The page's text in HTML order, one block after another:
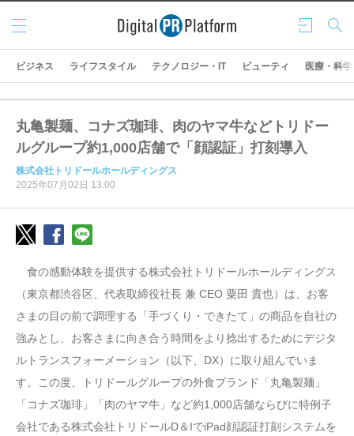
ログ
イン
検索
メニ
ュー
ビジネス ライフスタイル テクノロジー・IT ビューティ 医療・科学
丸亀製麺、コナズ珈琲、肉のヤマ牛などトリドー
ルグループ約1,000店舗で「顔認証」打刻導入
株式会社トリドールホールディングス
2025年07月02日 13:00
食の感動体験を提供する株式会社トリドールホールディングス
（東京都渋谷区、代表取締役社長 兼 CEO 粟田 貴也）は、お客
さまの目の前で調理する「手づくり・できたて」の商品を自社の
強みとし、お客さまに向き合う時間をより捻出するためにデジタ
ルトランスフォーメーション（以下、DX）に取り組んでいま
す。この度、トリドールグループの外食ブランド「丸亀製麺」
「コナズ珈琲」「肉のヤマ牛」など約1,000店舗ならびに特例子
会社である株式会社トリドールD＆IでiPad顔認証打刻システムを